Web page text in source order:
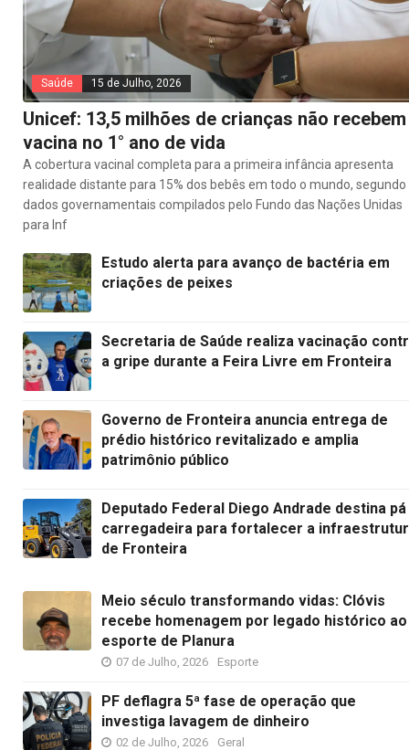
Saúde 15 de Julho, 2026
Unicef: 13,5 milhões de crianças não recebem
vacina no 1° ano de vida
A cobertura vacinal completa para a primeira infância apresenta
realidade distante para 15% dos bebês em todo o mundo, segundo
dados governamentais compilados pelo Fundo das Nações Unidas
para Inf
Estudo alerta para avanço de bactéria em
criações de peixes
Secretaria de Saúde realiza vacinação
a gripe durante a Feira Livre em Fronteira
Governo de Fronteira anuncia entrega de
prédio histórico revitalizado e amplia
patrimônio público
Deputado Federal Diego Andrade destina pá
carregadeira para fortalecer a
de Fronteira
Meio século transformando vidas: Clóvis
recebe homenagem por legado histórico ao
esporte de Planura
07 de Julho, 2026 Esporte
PF deflagra 5ª fase de operação que
investiga lavagem de dinheiro
02 de Julho, 2026 Geral